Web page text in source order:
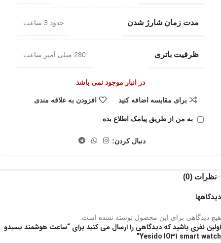
مدت زمان شارژ شدن حدود 3 ساعت
ظرفیت باتری 280 میلی آمپر ساعت
در انبار موجود نمی باشد
برای مقایسه اضافه کنید افزودن به علاقه مندی
به من از طریق پیامک اطلاع بده
دنبال کردن:
نظرات (0)
دیدگاهها
هیچ دیدگاهی برای این محصول نوشته نشده است.
اولین نفری باشید که دیدگاهی را ارسال می کنید برای “ساعت هوشمند یسیدو
Yesido IO31 smart watch”